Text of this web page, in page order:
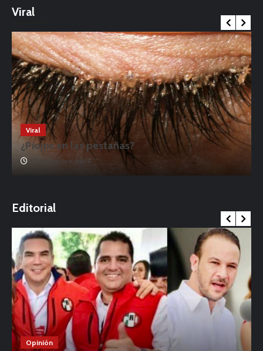
Viral
Viral
¿Piojos en las pestañas?
17 noviembre, 2019
Editorial
Opinión